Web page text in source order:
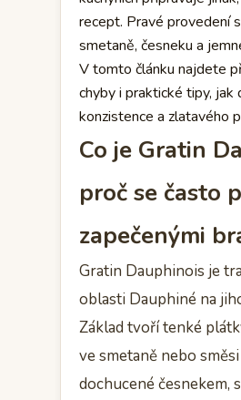
recept. Pravé provedení
smetaně, česneku a
V tomto článku najdete
chyby i praktické tipy, jak
konzistence a zlatavého
Co je Gratin
proč se často
zapečenými
Gratin Dauphinois je
oblasti Dauphiné na
Základ tvoří tenké
ve smetaně nebo
dochucené česnekem,